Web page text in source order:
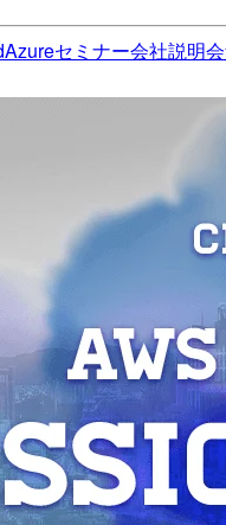
Azureセミナー会社説明会